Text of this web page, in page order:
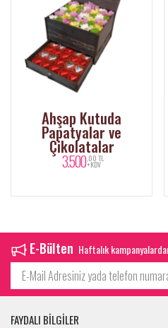
Ahşap Kutuda
Papatyalar ve
Çikolatalar
3.500 ,00 TL
+KDV
E-Bülten Haftalık
FAYDALI BİLGİLER